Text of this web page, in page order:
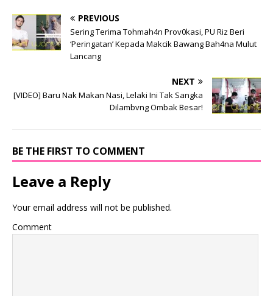
PREVIOUS
Sering Terima Tohmah4n Prov0kasi, PU Riz Beri
‘Peringatan’ Kepada Makcik Bawang Bah4na Mulut
Lancang
NEXT
[VIDEO] Baru Nak Makan Nasi, Lelaki Ini Tak Sangka
Dilambvng Ombak Besar!
BE THE FIRST TO COMMENT
Leave a Reply
Your email address will not be published.
Comment